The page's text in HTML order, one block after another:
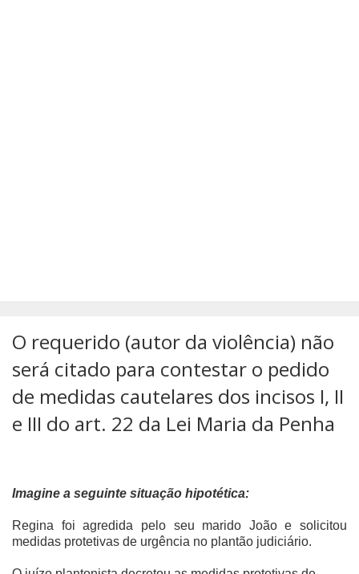
O requerido (autor da violência) não
será citado para contestar o pedido
de medidas cautelares dos incisos I, II
e III do art. 22 da Lei Maria da Penha
Imagine a seguinte situação hipotética:
Regina foi agredida pelo seu marido João e solicitou
medidas protetivas de urgência no plantão judiciário.